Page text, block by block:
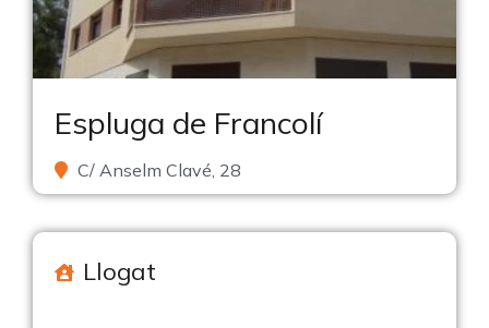
Espluga de Francolí
C/ Anselm Clavé, 28
Llogat